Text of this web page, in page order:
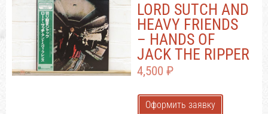
LORD SUTCH AND
HEAVY FRIENDS
– HANDS OF
JACK THE RIPPER
4,500 ₽
Оформить заявку